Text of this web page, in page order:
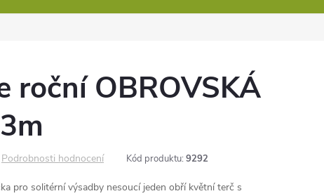
roční OBROVSKÁ
Podrobnosti hodnocení Kód produktu: 9292
pro solitérní výsadby nesoucí jeden obří květní terč s